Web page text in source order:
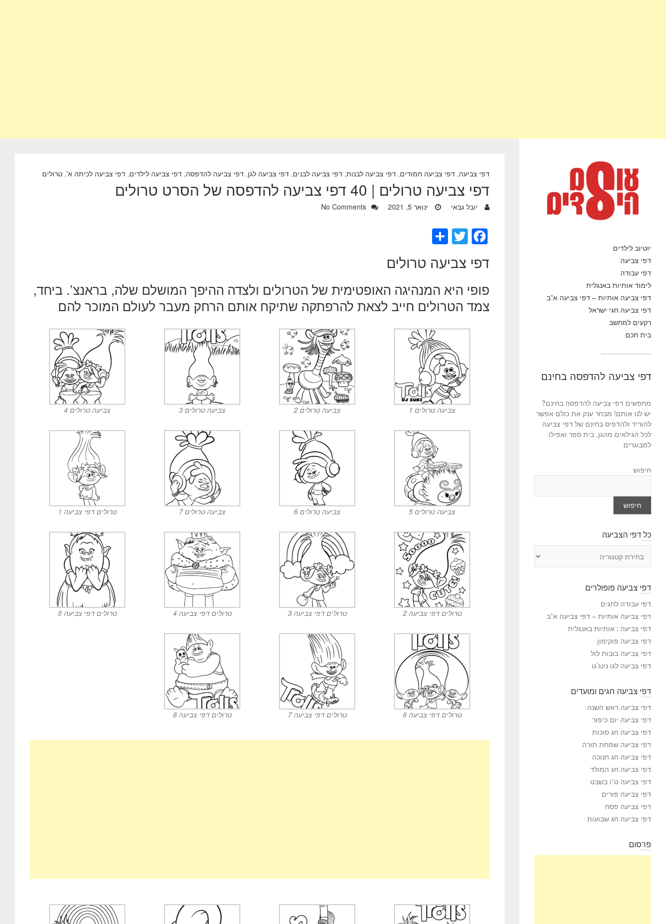
יוטיוב לילדים
דפי צביעה
דפי עבודה
לימוד אותיות באנגלית
דפי צביעה אותיות – דפי צביעה א”ב
דפי צביעה חגי ישראל
רקעים למחשב
בית חכם
דפי צביעה, דפי צביעה חמודים, דפי צביעה לבנות, דפי צביעה לבנים, דפי צביעה לגן, דפי צביעה להדפסה, דפי צביעה לילדים, דפי צביעה לכיתה א', טרולים
דפי צביעה טרולים | 40 דפי צביעה להדפסה של הסרט טרולים
יובל גבאי ינואר 5, 2021 No Comments
F
c
e
b
o
o
T
tt
er
S
ar
e
דפי צביעה טרולים
פופי היא המנהיגה האופטימית של הטרולים ולצדה ההיפך המושלם שלה, בראנצ’. ביחד,
צמד הטרולים חייב לצאת להרפתקה שתיקח אותם הרחק מעבר לעולם המוכר להם
צביעה טרולים 1 צביעה טרולים 2 צביעה טרולים 3 צביעה טרולים 4
צביעה טרולים 5 צביעה טרולים 6 צביעה טרולים 7 טרולים דפי צביעה 1
טרולים דפי צביעה 2 טרולים דפי צביעה 3 טרולים דפי צביעה 4 טרולים דפי צביעה 5
טרולים דפי צביעה 6 טרולים דפי צביעה 7 טרולים דפי צביעה 8
דפי צביעה להדפסה בחינם
מחפשים דפי צביעה להדפסה בחינם?
יש לנו אותם! מבחר ענק את כולם אפשר
להוריד ולהדפיס בחינם של דפי צביעה
לכל הגילאים מהגן, בית ספר ואפילו
למבוגרים
חיפוש
חיפוש
כל דפי הצביעה
י
ה
צ
י
ע
ה
דפי צביעה פופולרים
דפי עבודה לחגים
דפי צביעה אותיות – דפי צביעה א”ב
דפי צביעה : אותיות באנגלית
דפי צביעה פוקימון
דפי צביעה בובות לול
דפי צביעה לגו נינג’גו
דפי צביעה חגים ומועדים
דפי צביעה ראש השנה
דפי צביעה יום כיפור
דפי צביעה חג סוכות
דפי צביעה שמחת תורה
דפי צביעה חג חנוכה
דפי צביעה חג המולד
דפי צביעה ט”ו בשבט
דפי צביעה פורים
דפי צביעה פסח
דפי צביעה חג שבועות
פרסום